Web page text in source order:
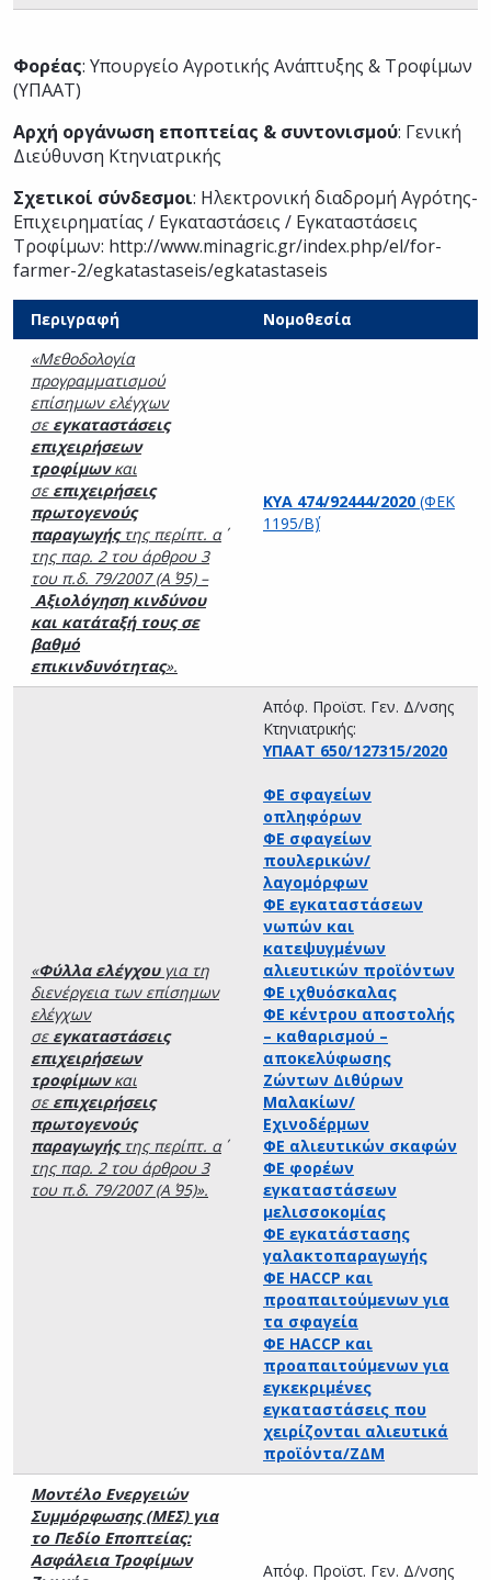
Φορέας: Υπουργείο Αγροτικής Ανάπτυξης & Τροφίμων
(ΥΠΑΑΤ)
Αρχή οργάνωση εποπτείας & συντονισμού: Γενική
Διεύθυνση Κτηνιατρικής
Σχετικοί σύνδεσμοι: Ηλεκτρονική διαδρομή Αγρότης-
Επιχειρηματίας / Εγκαταστάσεις / Εγκαταστάσεις
Τροφίμων: http://www.minagric.gr/index.php/el/for-
farmer-2/egkatastaseis/egkatastaseis
Περιγραφή
Νομοθεσία
«Μεθοδολογία
προγραμματισμού
επίσημων ελέγχων
σε εγκαταστάσεις
επιχειρήσεων
τροφίμωνκαι
σε επιχειρήσεις
πρωτογενούς
παραγωγής της περίπτ. α΄
της παρ. 2 του άρθρου 3
του π.δ. 79/2007 (Α΄ 95) –
Αξιολόγηση κινδύνου
και κατάταξή τους σε
βαθμό
επικινδυνότητας».
ΚΥΑ 474/92444/2020 (ΦΕΚ
1195/Β΄)
«Φύλλα ελέγχουγια τη
διενέργεια των επίσημων
ελέγχων
σε εγκαταστάσεις
επιχειρήσεων
τροφίμωνκαι
σε επιχειρήσεις
πρωτογενούς
παραγωγήςτης περίπτ. α΄
της παρ. 2 του άρθρου 3
του π.δ. 79/2007 (Α΄ 95)».
Απόφ. Προϊστ. Γεν. Δ/νσης
Κτηνιατρικής:
ΥΠΑΑΤ 650/127315/2020
ΦΕ σφαγείων
οπληφόρων
ΦΕ σφαγείων
πουλερικών/
λαγομόρφων
ΦΕ εγκαταστάσεων
νωπών και
κατεψυγμένων
αλιευτικών προϊόντων
ΦΕ ιχθυόσκαλας
ΦΕ κέντρου αποστολής
– καθαρισμού –
αποκελύφωσης
Ζώντων Διθύρων
Μαλακίων/
Εχινοδέρμων
ΦΕ αλιευτικών σκαφών
ΦΕ φορέων
εγκαταστάσεων
μελισσοκομίας
ΦΕ εγκατάστασης
γαλακτοπαραγωγής
ΦΕ HACCP και
προαπαιτούμενων για
τα σφαγεία
ΦΕ HACCP και
προαπαιτούμενων για
εγκεκριμένες
εγκαταστάσεις που
χειρίζονται αλιευτικά
προϊόντα/ΖΔΜ
Μοντέλο Ενεργειών
Συμμόρφωσης (ΜΕΣ) για
το Πεδίο Εποπτείας:
Ασφάλεια Τροφίμων
Απόφ. Προϊστ. Γεν. Δ/νσης